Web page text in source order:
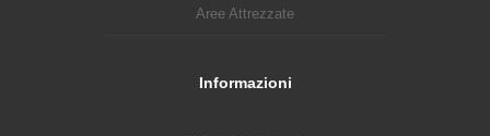
Aree Attrezzate
Informazioni